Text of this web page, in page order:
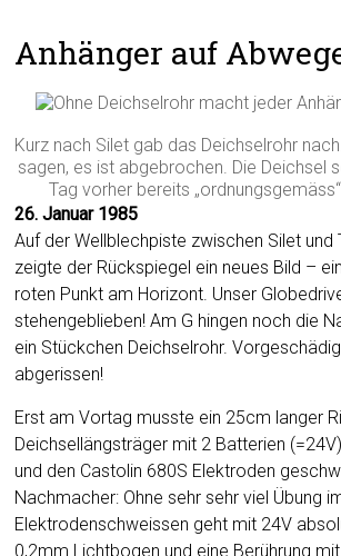
Anhänger auf
Kurz nach Silet gab das Deichselrohr
sagen, es ist abgebrochen. Die Deichsel
Tag vorher bereits
26. Januar 1985
Auf der Wellblechpiste zwischen Silet und
zeigte der Rückspiegel ein neues Bild –
roten Punkt am Horizont. Unser
stehengeblieben! Am G hingen noch die
ein Stückchen Deichselrohr.
abgerissen!
Erst am Vortag musste ein 25cm langer
Deichsellängsträger mit 2 Batterien
und den Castolin 680S Elektroden
Nachmacher: Ohne sehr sehr viel Übung
Elektrodenschweissen geht mit 24V
0,2mm Lichtbogen und eine Berührung